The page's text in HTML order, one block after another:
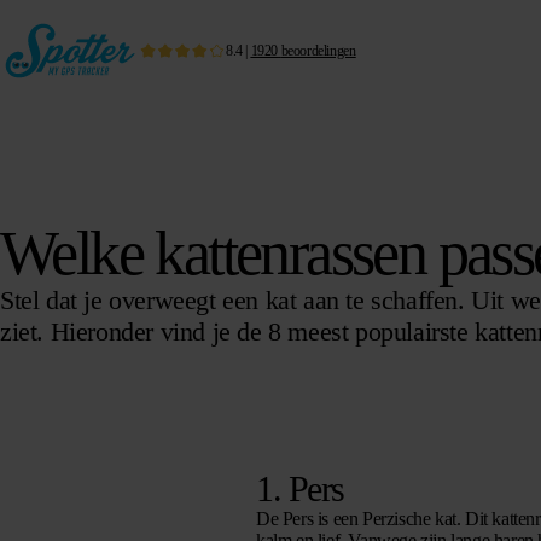
8.4| 1920 beoordelingen
Welke kattenrassen
Stel dat je overweegt een kat aan te schaffen. Uit
ziet. Hieronder vind je de 8 meest populairste
1. Pers
De Pers is een Perzische kat. Dit